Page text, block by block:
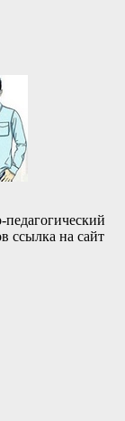
ссылка на сайт